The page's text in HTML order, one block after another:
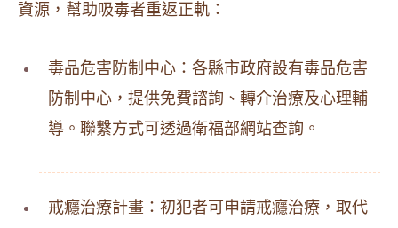
資源，幫助吸毒者重返正軌：
毒品危害防制中心：各縣市政府設有毒品危害
防制中心，提供免費諮詢、轉介治療及心理輔
導。聯繫方式可透過衛福部網站查詢。
戒癮治療計畫：初犯者可申請戒癮治療，取代